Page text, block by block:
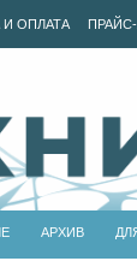
И ОПЛАТА
АРХИВ